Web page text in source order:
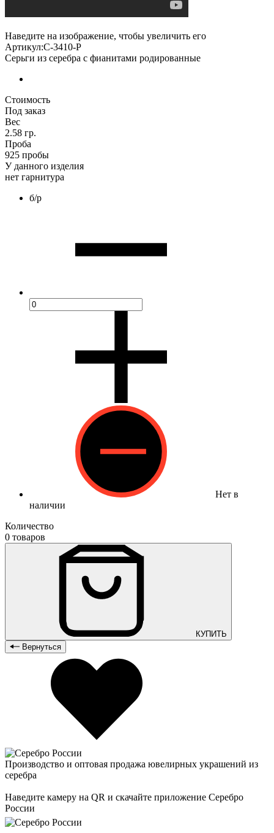
Наведите на изображение, чтобы увеличить его
Артикул:С-3410-Р
Серьги из серебра с фианитами родированные
Стоимость
Под заказ
Вес
2.58 гр.
Проба
925 пробы
У данного изделия
нет гарнитура
б/р
Нет в
наличии
Количество
0 товаров
КУПИТЬ
Вернуться
Производство и оптовая продажа ювелирных украшений из
серебра
Наведите камеру на QR и скачайте приложение Серебро
России